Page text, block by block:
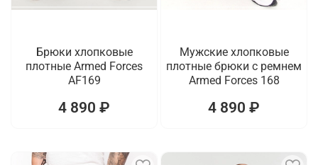
Брюки хлопковые
плотные Armed Forces
AF169
4 890 ₽
Мужские хлопковые
плотные брюки с ремнем
Armed Forces 168
4 890 ₽